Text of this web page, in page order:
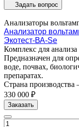
Задать вопрос
Анализаторы
Анализатор
Экотест-ВА-Se
Комплекс для
Предназначен для
воде, почвах,
препаратах.
Страна производства
330 000 ₽
Заказать